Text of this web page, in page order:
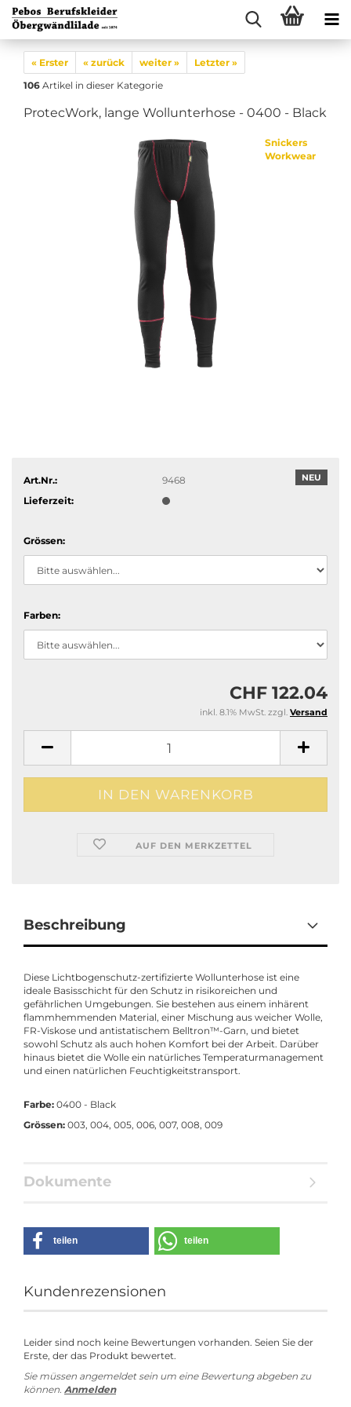
« Erster « zurück weiter »
Letzter »
106 Artikel in dieser Kategorie
ProtecWork, lange Wollunterhose - 0400 - Black
Snickers
Workwear
NEU
Art.Nr.:
9468
Lieferzeit:
Grössen:
Farben:
CHF 122.04
inkl. 8.1% MwSt. zzgl. Versand
AUF DEN MERKZETTEL
Beschreibung
Diese Lichtbogenschutz-zertifizierte Wollunterhose ist eine
ideale Basisschicht für den Schutz in risikoreichen und
gefährlichen Umgebungen. Sie bestehen aus einem inhärent
flammhemmenden Material, einer Mischung aus weicher Wolle,
FR-Viskose und antistatischem Belltron™-Garn, und bietet
sowohl Schutz als auch hohen Komfort bei der Arbeit. Darüber
hinaus bietet die Wolle ein natürliches Temperaturmanagement
und einen natürlichen Feuchtigkeitstransport.
Farbe: 0400 - Black
Grössen: 003, 004, 005, 006, 007, 008, 009
Dokumente
teilen teilen
Kundenrezensionen
Leider sind noch keine Bewertungen vorhanden. Seien Sie der
Erste, der das Produkt bewertet.
Sie müssen angemeldet sein um eine Bewertung abgeben zu
können. Anmelden